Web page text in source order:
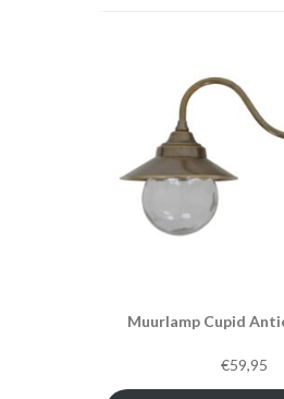
Muurlamp Cupid
€59,95